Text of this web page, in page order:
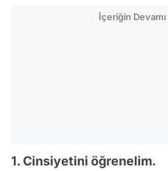
İçeriğin Devamı
1. Cinsiyetini öğrenelim.